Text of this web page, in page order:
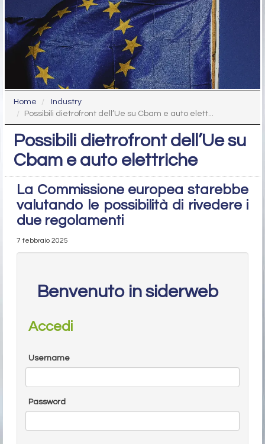
Home
Industry
Possibili dietrofront dell’Ue su Cbam e auto elett...
Possibili dietrofront dell’Ue su
Cbam e auto elettriche
La Commissione europea starebbe
valutando le possibilità di rivedere i
due regolamenti
7 febbraio 2025
Benvenuto in siderweb
Accedi
Username
Password